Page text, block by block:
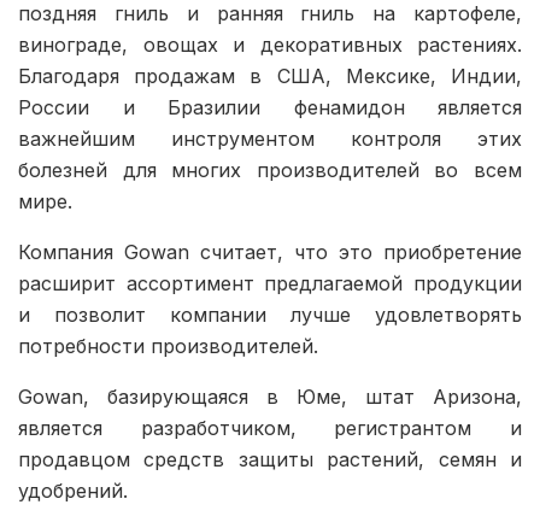
поздняя гниль и ранняя гниль на картофеле,
винограде, овощах и декоративных растениях.
Благодаря продажам в США, Мексике, Индии,
России и Бразилии фенамидон является
важнейшим инструментом контроля этих
болезней для многих производителей во всем
мире.
Компания Gowan считает, что это приобретение
расширит ассортимент предлагаемой продукции
и позволит компании лучше удовлетворять
потребности производителей.
Gowan, базирующаяся в Юме, штат Аризона,
является разработчиком, регистрантом и
продавцом средств защиты растений, семян и
удобрений.